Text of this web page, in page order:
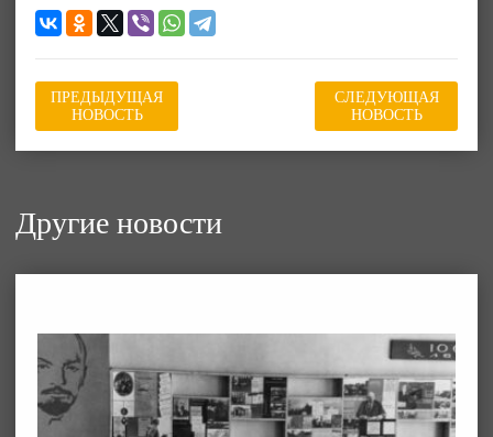
ПРЕДЫДУЩАЯ
НОВОСТЬ
СЛЕДУЮЩАЯ
НОВОСТЬ
Другие новости